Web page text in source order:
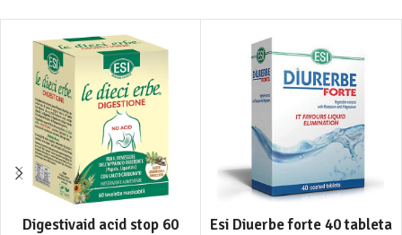
Digestivaid acid stop 60
Esi Diuerbe forte 40 tableta